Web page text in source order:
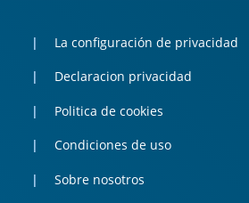
La configuración de privacidad
Declaracion privacidad
Politica de cookies
Condiciones de uso
Sobre nosotros